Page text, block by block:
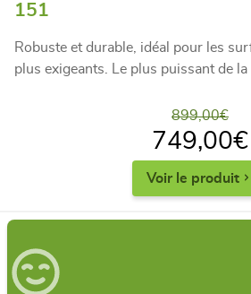
151
Robuste et durable, idéal pour les
plus exigeants. Le plus puissant de la
899,00€
749,00€
Voir le produit